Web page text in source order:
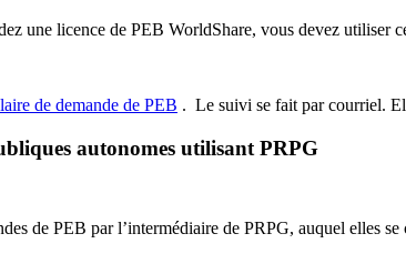
une licence de PEB WorldShare, vous devez utiliser
de demande de PEB . Le suivi se fait par courriel.
autonomes utilisant PRPG
de PEB par l’intermédiaire de PRPG, auquel elles